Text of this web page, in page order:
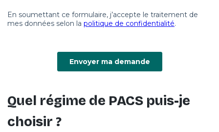
Quel régime de PACS puis-je
choisir ?